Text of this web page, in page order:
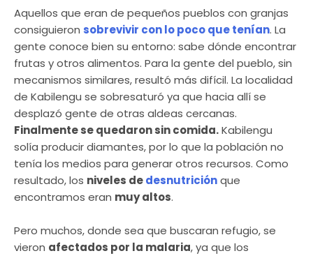
Aquellos que eran de pequeños pueblos con granjas
consiguieron sobrevivir con lo poco que tenían. La
gente conoce bien su entorno: sabe dónde encontrar
frutas y otros alimentos. Para la gente del pueblo, sin
mecanismos similares, resultó más difícil. La localidad
de Kabilengu se sobresaturó ya que hacia allí se
desplazó gente de otras aldeas cercanas.
Finalmente se quedaron sin comida.Kabilengu
solía producir diamantes, por lo que la población no
tenía los medios para generar otros recursos. Como
resultado, los niveles dedesnutriciónque
encontramos eran muy altos.
Pero muchos, donde sea que buscaran refugio, se
vieron afectados por la malaria, ya que los